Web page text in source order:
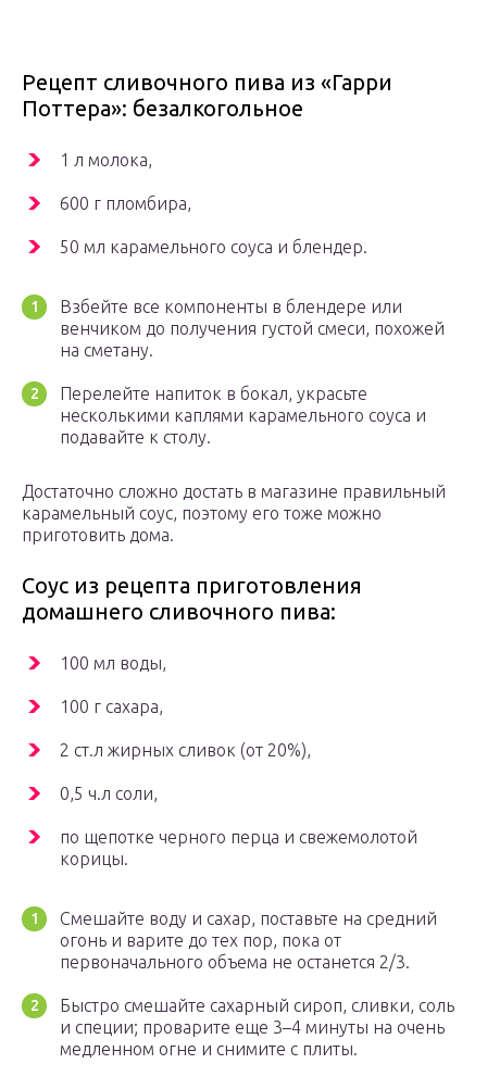
Рецепт сливочного пива из «Гарри
Поттера»: безалкогольное
1 л молока,
600 г пломбира,
50 мл карамельного соуса и блендер.
Взбейте все компоненты в блендере или
венчиком до получения густой смеси, похожей
на сметану.
Перелейте напиток в бокал, украсьте
несколькими каплями карамельного соуса и
подавайте к столу.
Достаточно сложно достать в магазине правильный
карамельный соус, поэтому его тоже можно
приготовить дома.
Соус из рецепта приготовления
домашнего сливочного пива:
100 мл воды,
100 г сахара,
2 ст.л жирных сливок (от 20%),
0,5 ч.л соли,
по щепотке черного перца и свежемолотой
корицы.
Смешайте воду и сахар, поставьте на средний
огонь и варите до тех пор, пока от
первоначального объема не останется 2/3.
Быстро смешайте сахарный сироп, сливки, соль
и специи; проварите еще 3–4 минуты на очень
медленном огне и снимите с плиты.